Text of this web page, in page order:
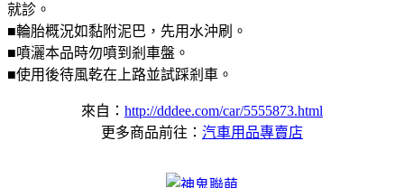
就診。
■輪胎概況如黏附泥巴，先用水沖刷。
■噴灑本品時勿噴到剎車盤。
■使用後待風乾在上路並試踩剎車。
來自： http://dddee.com/car/5555873.html
更多商品前往： 汽車用品專賣店